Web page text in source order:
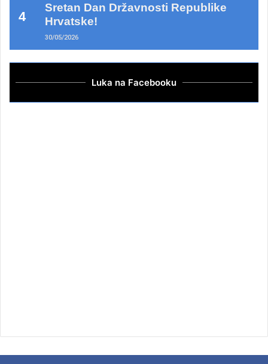
Sretan Dan Državnosti Republike
Hrvatske!
30/05/2026
Luka na Facebooku